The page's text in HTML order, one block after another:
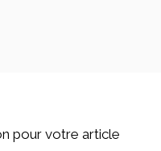
pour votre article